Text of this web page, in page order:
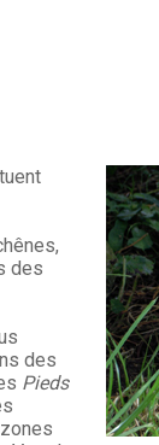
des
des
Pieds